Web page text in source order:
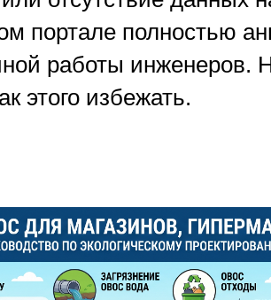
портале полностью
работы инженеров.
этого избежать.